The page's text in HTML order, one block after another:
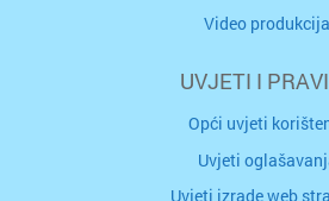
Video produkcija
UVJETI I
Opći uvjeti
Uvjeti
Uvjeti izrade web